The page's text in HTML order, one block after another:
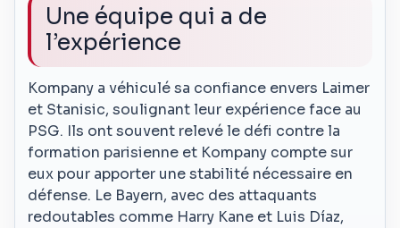
Une équipe qui a de
l’expérience
Kompany a véhiculé sa confiance envers Laimer
et Stanisic, soulignant leur expérience face au
PSG. Ils ont souvent relevé le défi contre la
formation parisienne et Kompany compte sur
eux pour apporter une stabilité nécessaire en
défense. Le Bayern, avec des attaquants
redoutables comme Harry Kane et Luis Díaz,